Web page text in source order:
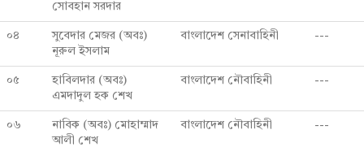
সোবহান সরদার
০৪
সুবেদার মেজর (অবঃ)
নূরুল ইসলাম
বাংলাদেশ সেনাবাহিনী ---
০৫
হাবিলদার (অবঃ)
এমদাদুল হক শেখ
বাংলাদেশ নৌবাহিনী ---
০৬
নাবিক (অবঃ) মোহাম্মাদ
আলী শেখ
বাংলাদেশ নৌবাহিনী ---